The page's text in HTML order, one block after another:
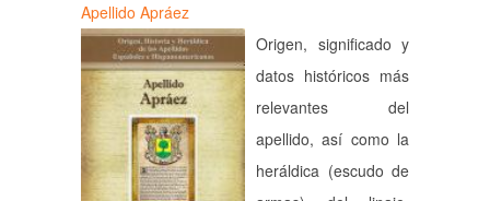
Apellido Apráez
Origen, significado y
datos históricos más
relevantes del
apellido, así como la
heráldica (escudo de